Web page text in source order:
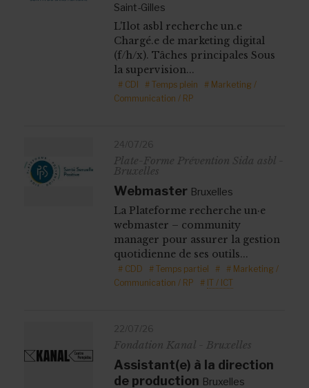
Saint-Gilles
L'Ilot asbl recherche un.e
Chargé.e de marketing digital
(f/h/x). Tâches principales Sous
la supervision...
# CDI # Temps plein
# Marketing /
Communication / RP
24/07/26
Plate-Forme Prévention Sida asbl -
Bruxelles
Webmaster Bruxelles
La Plateforme recherche un·e
webmaster – community
manager pour assurer la gestion
quotidienne de ses outils...
# CDD # Temps partiel # # Marketing /
Communication / RP
# IT / ICT
22/07/26
Fondation Kanal - Bruxelles
Assistant(e) à la direction
de production Bruxelles